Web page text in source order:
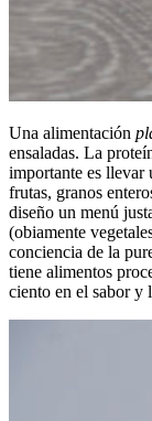
Una alimentación
ensaladas. La
importante es llevar
frutas, granos
diseño un menú
(obiamente
conciencia de la
tiene alimentos
ciento en el sabor y